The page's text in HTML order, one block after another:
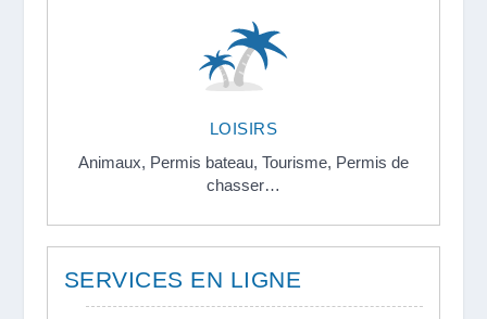
LOISIRS
Animaux, Permis bateau, Tourisme, Permis de
chasser…
SERVICES EN LIGNE